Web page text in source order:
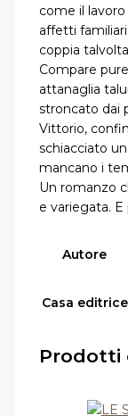
come il
affetti
coppia
Compare
attanaglia
stroncato dai
Vittorio,
schiacciato
mancano i
Un romanzo
e variegata. E
Autore
Casa editrice
Prodotti